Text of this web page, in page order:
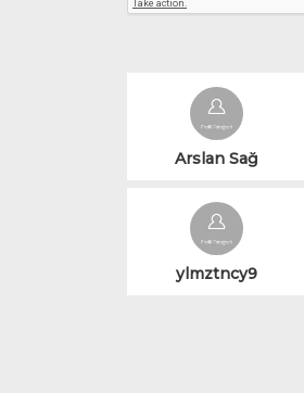
Arslan Sağ
ylmztncy9